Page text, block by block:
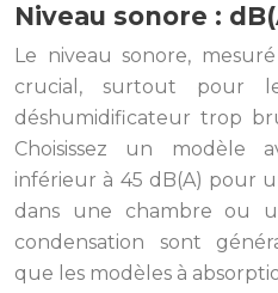
Niveau sonore :
Le niveau sonore,
crucial, surtout pour
déshumidificateur trop
Choisissez un modèle
inférieur à 45 dB(A) pour
dans une chambre ou
condensation sont
que les modèles à